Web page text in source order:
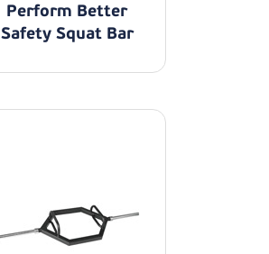
Perform Better
Safety Squat Bar